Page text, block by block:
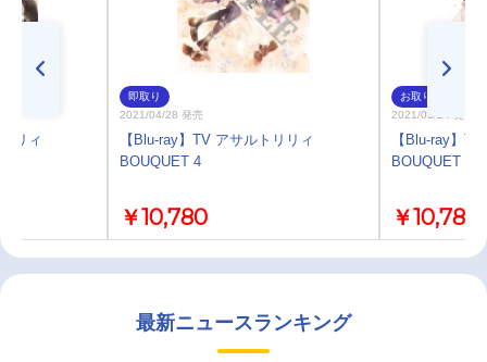
リィ
即取り
2021/04/28 発売
【Blu-ray】TV アサルトリリィ
BOUQUET 4
￥10,780
お取り寄せ
2021/03/24 発売
【Blu-ray】
BOUQUET 3
￥10,780
最新ニュースランキング